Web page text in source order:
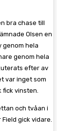
bra chase till
Olsen en
genom hela
genom hela
efter av
var inget som
vinsten.
och tvåan i
gick vidare.